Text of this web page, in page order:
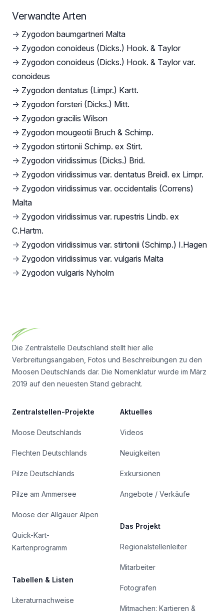
Verwandte Arten
→ Zygodon baumgartneri Malta
→ Zygodon conoideus (Dicks.) Hook. & Taylor
→ Zygodon conoideus (Dicks.) Hook. & Taylor var.
conoideus
→ Zygodon dentatus (Limpr.) Kartt.
→ Zygodon forsteri (Dicks.) Mitt.
→ Zygodon gracilis Wilson
→ Zygodon mougeotii Bruch & Schimp.
→ Zygodon stirtonii Schimp. ex Stirt.
→ Zygodon viridissimus (Dicks.) Brid.
→ Zygodon viridissimus var. dentatus Breidl. ex Limpr.
→ Zygodon viridissimus var. occidentalis (Correns)
Malta
→ Zygodon viridissimus var. rupestris Lindb. ex
C.Hartm.
→ Zygodon viridissimus var. stirtonii (Schimp.) I.Hagen
→ Zygodon viridissimus var. vulgaris Malta
→ Zygodon vulgaris Nyholm
Die Zentralstelle Deutschland stellt hier alle
Verbreitungsangaben, Fotos und Beschreibungen zu den
Moosen Deutschlands dar. Die Nomenklatur wurde im März
2019 auf den neuesten Stand gebracht.
Zentralstellen-Projekte
Moose Deutschlands
Flechten Deutschlands
Pilze Deutschlands
Pilze am Ammersee
Moose der Allgäuer Alpen
Quick-Kart-
Kartenprogramm
Tabellen & Listen
Literaturnachweise
Aktuelles
Videos
Neuigkeiten
Exkursionen
Angebote / Verkäufe
Das Projekt
Regionalstellenleiter
Mitarbeiter
Fotografen
Mitmachen: Kartieren &